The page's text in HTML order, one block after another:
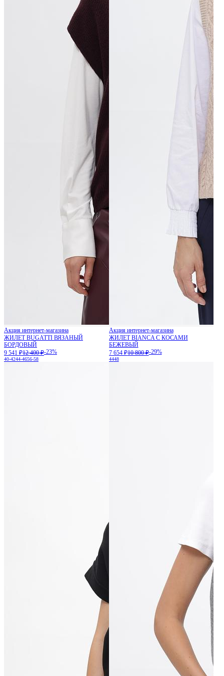
Акция интернет-магазина
ЖИЛЕТ BUGATTI ВЯЗАНЫЙ
БОРДОВЫЙ
9 541 ₽12 400 ₽-23%
40-4244-4656-58
Акция интернет-магазина
ЖИЛЕТ BIANCA С КОСАМИ
БЕЖЕВЫЙ
7 654 ₽10 800 ₽-29%
4448